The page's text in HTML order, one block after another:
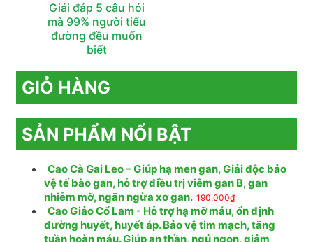
Giải đáp 5 câu hỏi
mà 99% người tiểu
đường đều muốn
biết
GIỎ HÀNG
SẢN PHẨM NỔI BẬT
Cao Cà Gai Leo – Giúp hạ men gan, Giải độc bảo
vệ tế bào gan, hỗ trợ điều trị viêm gan B, gan
nhiễm mỡ, ngăn ngừa xơ gan. 190,000₫
Cao Giảo Cổ Lam - Hỗ trợ hạ mỡ máu, ổn định
đường huyết, huyết áp. Bảo vệ tim mạch, tăng
tuần hoàn máu. Giúp an thần, ngủ ngon, giảm